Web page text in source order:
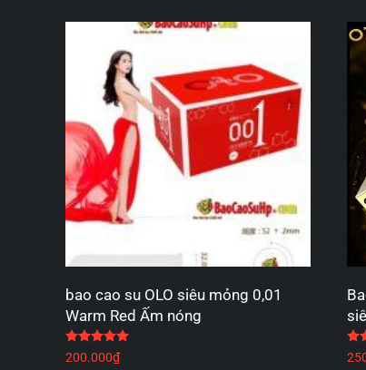
bao cao su OLO siêu mỏng 0,01
Warm Red Ấm nóng
200.000₫